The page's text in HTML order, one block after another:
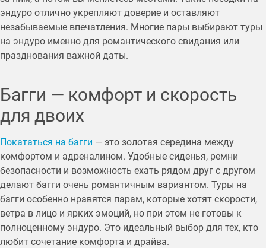
эндуро отлично укрепляют доверие и оставляют
незабываемые впечатления. Многие пары выбирают туры
на эндуро именно для романтического свидания или
празднования важной даты.
Багги — комфорт и скорость
для двоих
Покататься на багги — это золотая середина между
комфортом и адреналином. Удобные сиденья, ремни
безопасности и возможность ехать рядом друг с другом
делают багги очень романтичным вариантом. Туры на
багги особенно нравятся парам, которые хотят скорости,
ветра в лицо и ярких эмоций, но при этом не готовы к
полноценному эндуро. Это идеальный выбор для тех, кто
любит сочетание комфорта и драйва.